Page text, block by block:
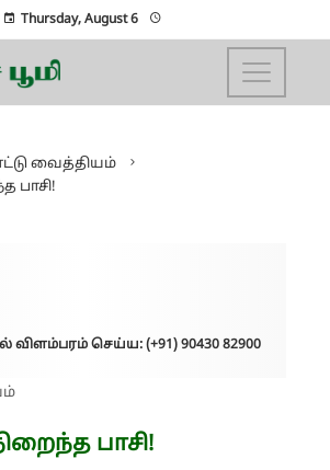
Thursday, August 6
வைத்தியம்
பாசி!
விளம்பரம் செய்ய: (+91) 90430 82900
பாசி!